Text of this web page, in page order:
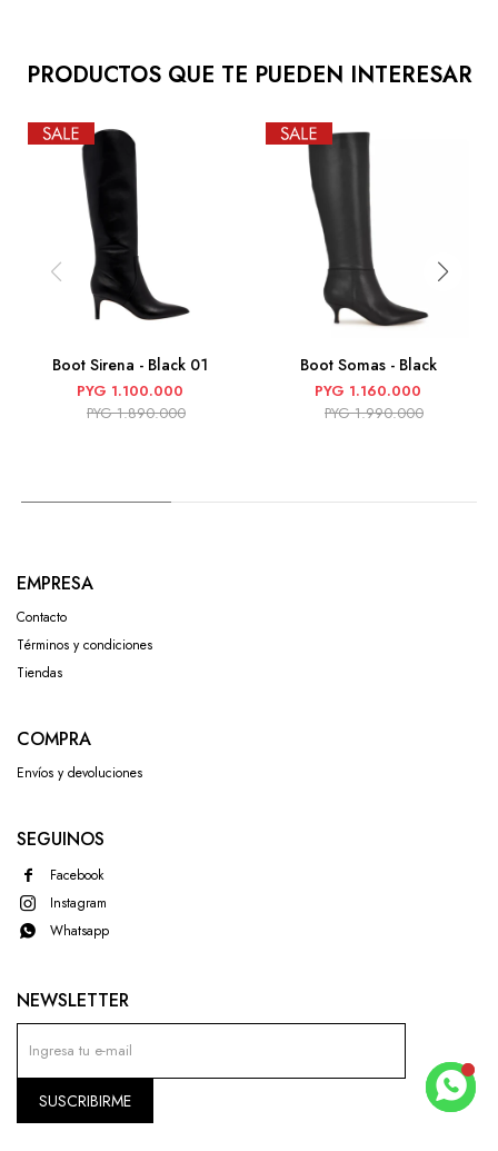
PRODUCTOS QUE TE PUEDEN INTERESAR
Boot Sirena - Black 01
PYG 1.100.000
PYG 1.890.000
Boot Somas - Black
PYG 1.160.000
PYG 1.990.000
EMPRESA
Contacto
Términos y condiciones
Tiendas
COMPRA
Envíos y devoluciones
SEGUINOS
Facebook
Instagram
Whatsapp
NEWSLETTER
SUSCRIBIRME